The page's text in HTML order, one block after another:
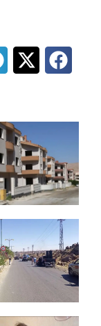
تسليم
حركة
قتيلان
في